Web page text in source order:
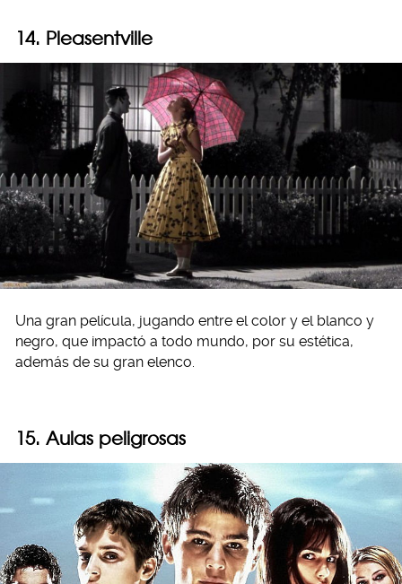
14. Pleasentville
Una gran película, jugando entre el color y el blanco y
negro, que impactó a todo mundo, por su estética,
además de su gran elenco.
15. Aulas peligrosas